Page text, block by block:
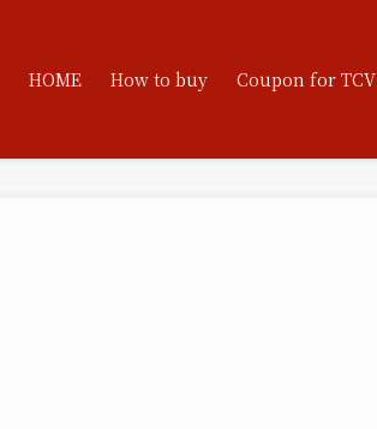
HOME How to buy Coupon for TCV